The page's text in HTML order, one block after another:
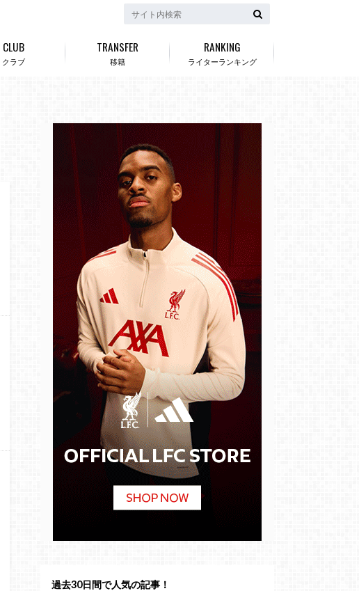
クラブ
CLUB
移籍
TRANSFER
ライターランキング
RANKING
過去30日間で人気の記事！